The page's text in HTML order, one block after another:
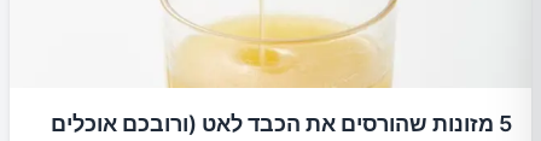
5 מזונות שהורסים את הכבד לאט (ורובכם אוכלים